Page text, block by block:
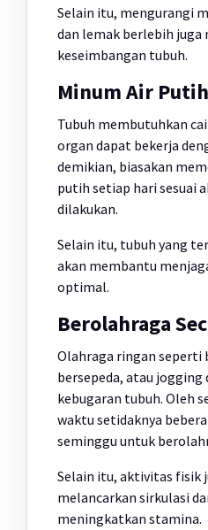
Selain itu, mengurangi
dan lemak berlebih
keseimbangan tubuh.
Minum Air
Tubuh membutuhkan
organ dapat bekerja
demikian, biasakan
putih setiap hari sesuai
dilakukan.
Selain itu, tubuh yang
akan membantu
optimal.
Berolahraga
Olahraga ringan seperti
bersepeda, atau
kebugaran tubuh. Oleh
waktu setidaknya
seminggu untuk
Selain itu, aktivitas fisik
melancarkan sirkulasi
meningkatkan stamina.